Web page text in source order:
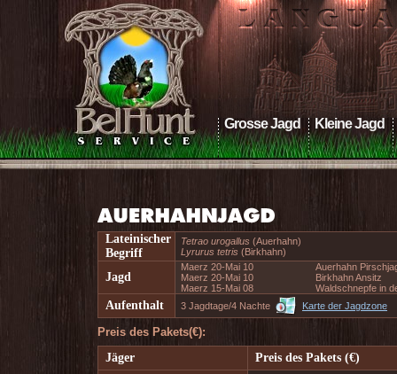
Grosse Jagd Kleine Jagd
Lateinischer
Begriff
Tetrao urogallus (Auerhahn)
Lyrurus tetris (Birkhahn)
Jagd
Maerz 20-Mai 10
Maerz 20-Mai 10
Maerz 15-Mai 08
Auerhahn
Birkhahn Ansitz
Waldschnepfe in
Aufenthalt 3 Jagdtage/4 Nachte Karte der Jagdzone
Preis des Pakets(€):
Jäger
Preis des Pakets (€)